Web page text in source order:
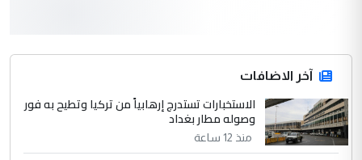
جنسية الرافد الثالث للعراق ومن اصول عريقة
ابا فرات ...
الموضوع :
الجواهري يرد على صدام حسين سل
مضجعيك يابن الزنا (نص كامل)
آخر الاضافات
الاستخبارات تستدرج إرهابياً من تركيا وتطيح به فور
وصوله مطار بغداد
منذ 12 ساعة